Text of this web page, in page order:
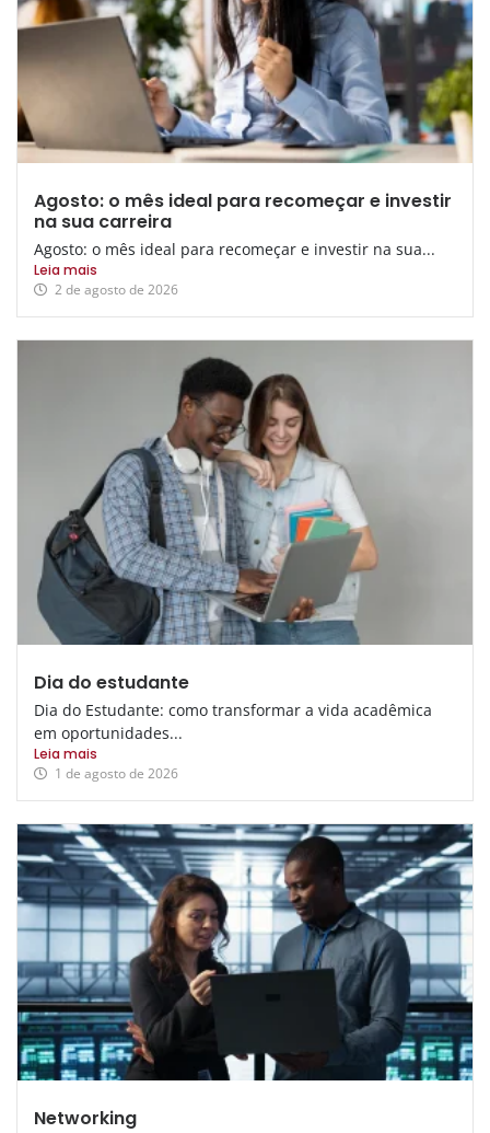
Agosto: o mês ideal para recomeçar e investir
na sua carreira
Agosto: o mês ideal para recomeçar e investir na sua...
Leia mais
2 de agosto de 2026
Dia do estudante
Dia do Estudante: como transformar a vida acadêmica
em oportunidades...
Leia mais
1 de agosto de 2026
Networking